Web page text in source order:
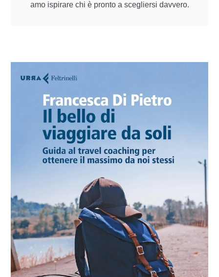
amo ispirare chi è pronto a scegliersi davvero.